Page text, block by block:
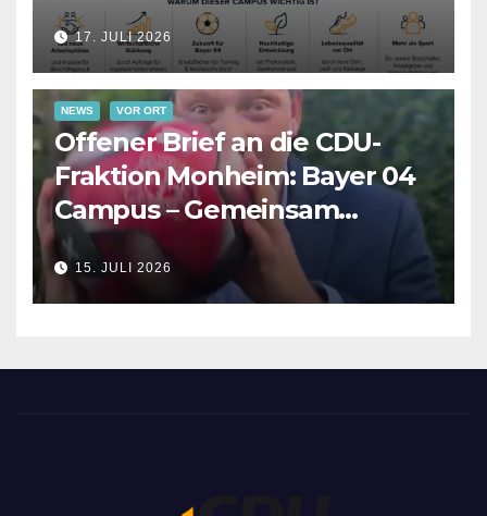
17. JULI 2026
NEWS VOR ORT
Offener Brief an die CDU-
Fraktion Monheim: Bayer 04
Campus – Gemeinsam
Verantwortung für die
Zukunft übernehmen
15. JULI 2026